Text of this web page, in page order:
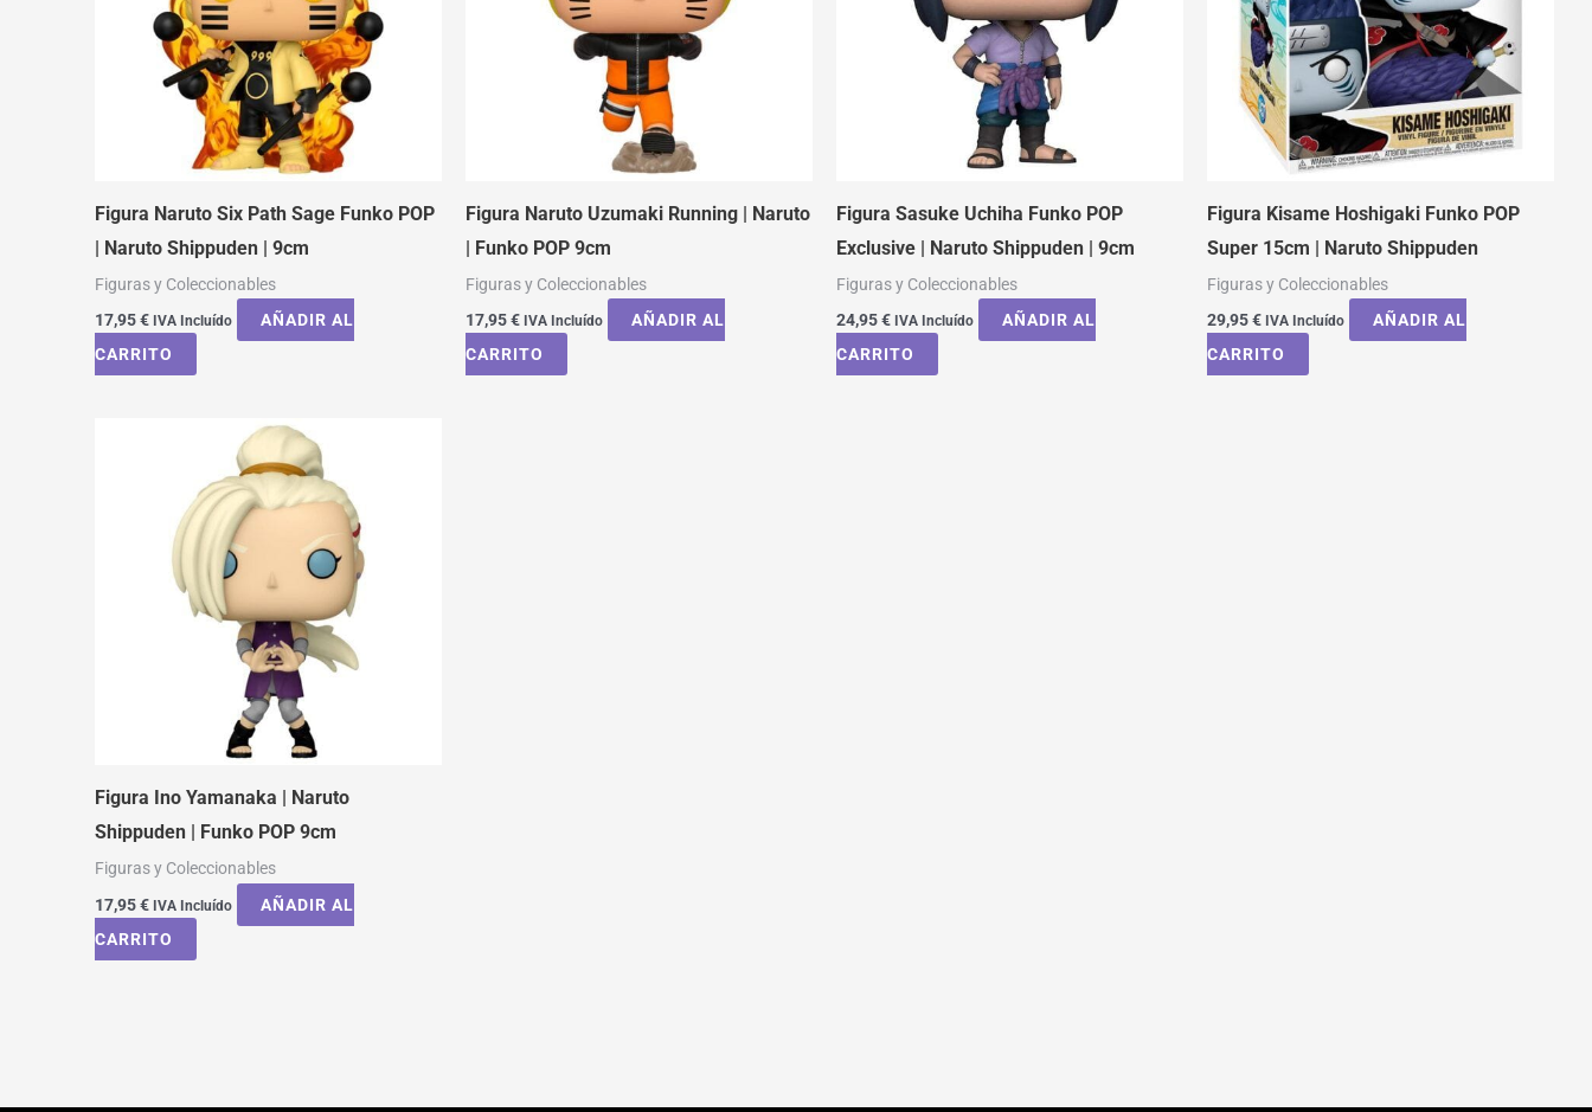
Figura Naruto Six Path Sage Funko POP
| Naruto Shippuden | 9cm
Figuras y Coleccionables
17,95€ IVA Incluído
AÑADIR AL
CARRITO
Figura Naruto Uzumaki Running | Naruto
| Funko POP 9cm
Figuras y Coleccionables
17,95€ IVA Incluído
AÑADIR AL
CARRITO
Figura Sasuke Uchiha Funko POP
Exclusive | Naruto Shippuden | 9cm
Figuras y Coleccionables
24,95€ IVA Incluído
AÑADIR AL
CARRITO
Figura Kisame Hoshigaki Funko POP
Super 15cm | Naruto Shippuden
Figuras y Coleccionables
29,95€ IVA Incluído
AÑADIR AL
CARRITO
Figura Ino Yamanaka | Naruto
Shippuden | Funko POP 9cm
Figuras y Coleccionables
17,95€ IVA Incluído
AÑADIR AL
CARRITO